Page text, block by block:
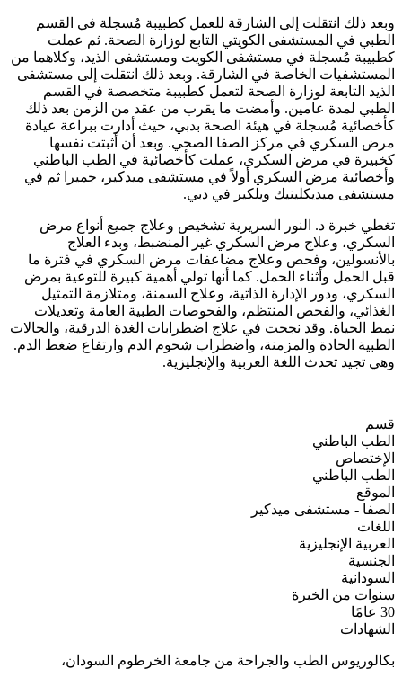
وبعد ذلك انتقلت إلى الشارقة للعمل كطبيبة مُسجلة في القسم
الطبي في المستشفى الكويتي التابع لوزارة الصحة. ثم عملت
كطبيبة مُسجلة في مستشفى الكويت ومستشفى الذيد، وكلاهما من
المستشفيات الخاصة في الشارقة. وبعد ذلك انتقلت إلى مستشفى
الذيد التابعة لوزارة الصحة لتعمل كطبيبة متخصصة في القسم
الطبي لمدة عامين. وأمضت ما يقرب من عقد من الزمن بعد ذلك
كأخصائية مُسجلة في هيئة الصحة بدبي، حيث أدارت ببراعة عيادة
مرض السكري في مركز الصفا الصحي. وبعد أن أثبتت نفسها
كخبيرة في مرض السكري، عملت كأخصائية في الطب الباطني
وأخصائية مرض السكري أولاً في مستشفى ميدكير، جميرا ثم في
مستشفى ميديكلينيك ويلكير في دبي.
تغطي خبرة د. النور السريرية تشخيص وعلاج جميع أنواع مرض
السكري، وعلاج مرض السكري غير المنضبط، وبدء العلاج
بالأنسولين، وفحص وعلاج مضاعفات مرض السكري في فترة ما
قبل الحمل وأثناء الحمل. كما أنها تولي أهمية كبيرة للتوعية بمرض
السكري، ودور الإدارة الذاتية، وعلاج السمنة، ومتلازمة التمثيل
الغذائي، والفحص المنتظم، والفحوصات الطبية العامة وتعديلات
نمط الحياة. وقد نجحت في علاج اضطرابات الغدة الدرقية، والحالات
الطبية الحادة والمزمنة، واضطراب شحوم الدم وارتفاع ضغط الدم.
وهي تجيد تحدث اللغة العربية والإنجليزية.
قسم
الطب الباطني
الإختصاص
الطب الباطني
الموقع
الصفا - مستشفى ميدكير
اللغات
العربية الإنجليزية
الجنسية
السودانية
سنوات من الخبرة
30 عامًا
الشهادات
بكالوريوس الطب والجراحة من جامعة الخرطوم السودان،